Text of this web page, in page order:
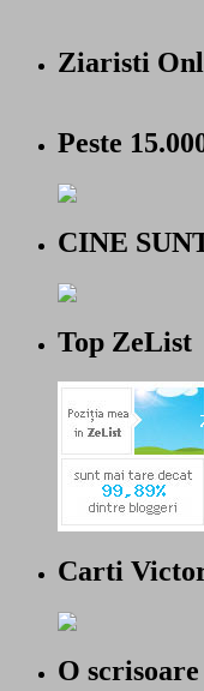
Ziaristi
Peste
CINE
Top ZeList
Carti
O scrisoare